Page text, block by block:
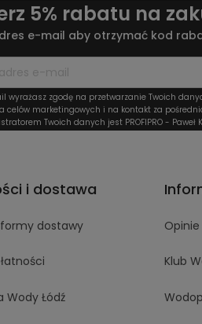
5% rabatu na
e-mail aby otrzymać kod
wyrażasz zgodę na przetwarzanie Twoich
celów marketingowych i na kontakt za
Twoich danych jest PROFIPRO - Paweł
i dostawa
formy dostawy
Wody Łódź
Klub